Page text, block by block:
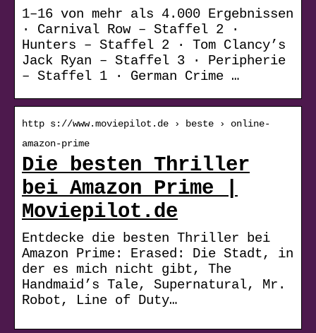
1–16 von mehr als 4.000 Ergebnissen
· Carnival Row – Staffel 2 ·
Hunters – Staffel 2 · Tom Clancy’s
Jack Ryan – Staffel 3 · Peripherie
– Staffel 1 · German Crime …
http s://www.moviepilot.de › beste › online-
amazon-prime
Die besten Thriller
bei Amazon Prime |
Moviepilot.de
Entdecke die besten Thriller bei
Amazon Prime: Erased: Die Stadt, in
der es mich nicht gibt, The
Handmaid’s Tale, Supernatural, Mr.
Robot, Line of Duty…